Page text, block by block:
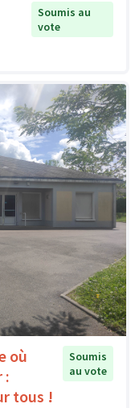
Soumis au
vote
où
:
tous !
Soumis
au vote